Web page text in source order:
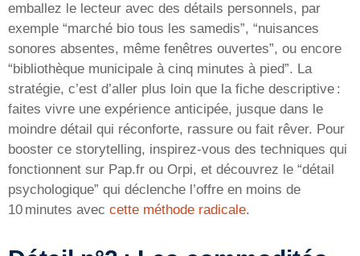
emballez le lecteur avec des détails personnels, par
exemple “marché bio tous les samedis”, “nuisances
sonores absentes, même fenêtres ouvertes”, ou encore
“bibliothèque municipale à cinq minutes à pied”. La
stratégie, c’est d’aller plus loin que la fiche descriptive :
faites vivre une expérience anticipée, jusque dans le
moindre détail qui réconforte, rassure ou fait rêver. Pour
booster ce storytelling, inspirez-vous des techniques qui
fonctionnent sur Pap.fr ou Orpi, et découvrez le “détail
psychologique” qui déclenche l’offre en moins de
10 minutes avec cette méthode radicale.